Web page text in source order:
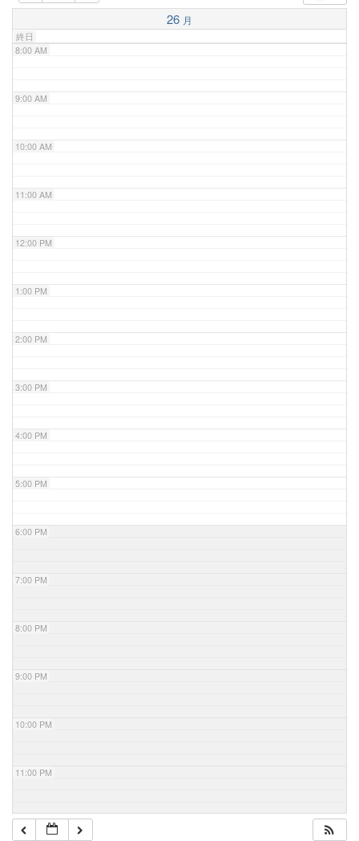
26 月
終日
8:00 AM
9:00 AM
10:00 AM
11:00 AM
12:00 PM
1:00 PM
2:00 PM
3:00 PM
4:00 PM
5:00 PM
6:00 PM
7:00 PM
8:00 PM
9:00 PM
10:00 PM
11:00 PM